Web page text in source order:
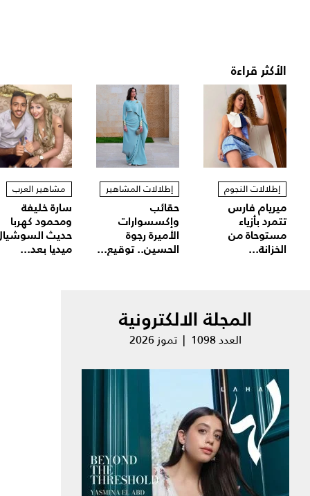
الأكثر قراءة
إطلالات النجوم
ميريام فارس
تتمرد بأزياء
مستوحاة من
الخزانة...
إطلالات المشاهير
حقائب
وإكسسوارات
الأميرة رجوة
الحسين.. توقيع...
مشاهير العرب
سارة خليفة
ومحمود كهربا
حديث
ميديا بعد...
المجلة الالكترونية
العدد 1098 | تموز 2026